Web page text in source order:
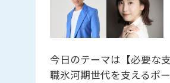
今日のテーマは【必要な
職氷河期世代を支えるポ